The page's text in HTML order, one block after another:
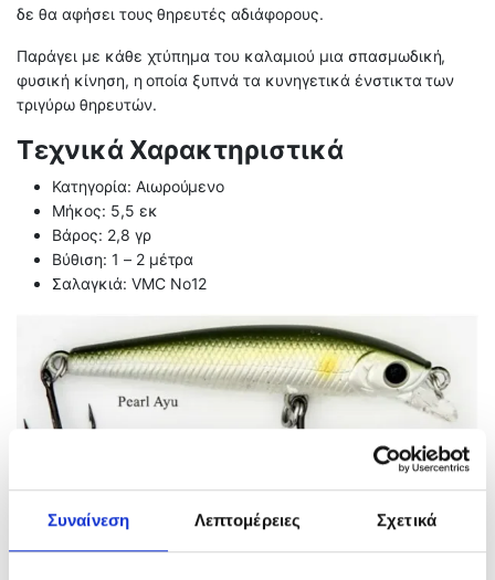
Συναίνεση Λεπτομέρειες Σχετικά
δε θα αφήσει τους θηρευτές αδιάφορους.
Παράγει με κάθε χτύπημα του καλαμιού μια σπασμωδική,
φυσική κίνηση, η οποία ξυπνά τα κυνηγετικά ένστικτα των
τριγύρω θηρευτών.
Τεχνικά Χαρακτηριστικά
Κατηγορία: Αιωρούμενο
Μήκος: 5,5 εκ
Βάρος: 2,8 γρ
Βύθιση: 1 – 2 μέτρα
Σαλαγκιά: VMC No12